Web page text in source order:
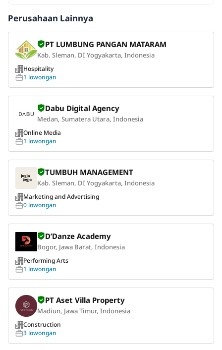
Perusahaan Lainnya
PT LUMBUNG PANGAN MATARAM
Kab. Sleman, DI Yogyakarta, Indonesia
Hospitality
1 lowongan
Dabu Digital Agency
Medan, Sumatera Utara, Indonesia
Online Media
1 lowongan
TUMBUH MANAGEMENT
Kab. Sleman, DI Yogyakarta, Indonesia
Marketing and Advertising
0 lowongan
D’Danze Academy
Bogor, Jawa Barat, Indonesia
Performing Arts
1 lowongan
PT Aset Villa Property
Madiun, Jawa Timur, Indonesia
Construction
3 lowongan